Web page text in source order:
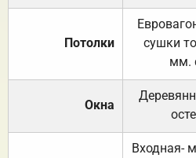
Потолки
сушки
мм.
Окна
Входная-